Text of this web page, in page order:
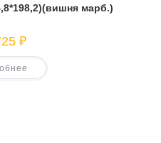
марб.)
₽